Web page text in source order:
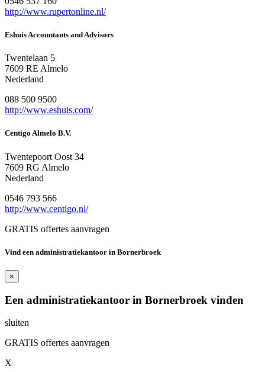
http://www.rupertonline.nl/
Eshuis Accountants and Advisors
Twentelaan 5
7609 RE Almelo
Nederland
088 500 9500
http://www.eshuis.com/
Centigo Almelo B.V.
Twentepoort Oost 34
7609 RG Almelo
Nederland
0546 793 566
http://www.centigo.nl/
GRATIS offertes aanvragen
Vind een administratiekantoor in Bornerbroek
×
Een administratiekantoor in Bornerbroek vinden
sluiten
GRATIS offertes aanvragen
X